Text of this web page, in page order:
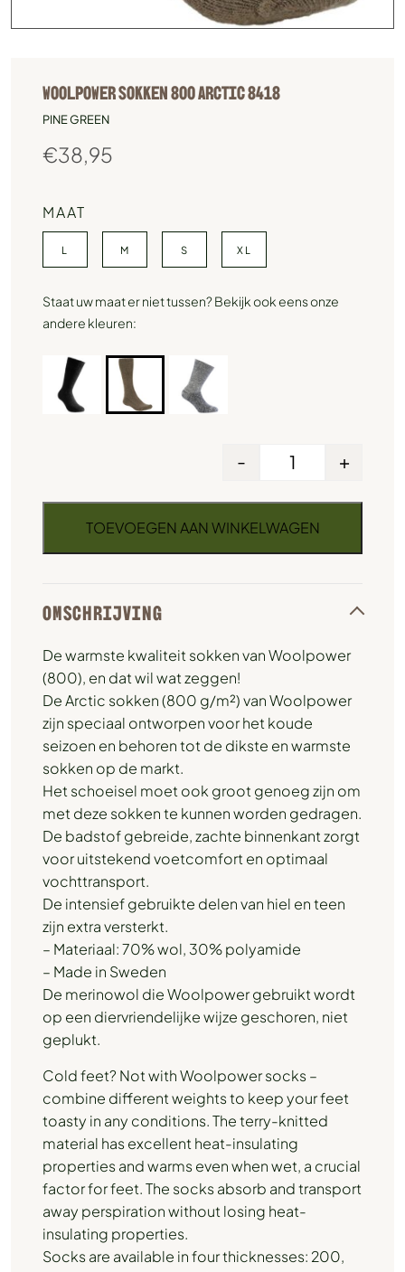
WOOLPOWER SOKKEN 800 ARCTIC 8418
PINE GREEN
€38,95
MAAT
L M S XL
Staat uw maat er niet tussen? Bekijk ook eens onze
andere kleuren:
- +
TOEVOEGEN AAN WINKELWAGEN
OMSCHRIJVING
De warmste kwaliteit sokken van Woolpower
(800), en dat wil wat zeggen!
De Arctic sokken (800 g/m²) van Woolpower
zijn speciaal ontworpen voor het koude
seizoen en behoren tot de dikste en warmste
sokken op de markt.
Het schoeisel moet ook groot genoeg zijn om
met deze sokken te kunnen worden gedragen.
De badstof gebreide, zachte binnenkant zorgt
voor uitstekend voetcomfort en optimaal
vochttransport.
De intensief gebruikte delen van hiel en teen
zijn extra versterkt.
– Materiaal: 70% wol, 30% polyamide
– Made in Sweden
De merinowol die Woolpower gebruikt wordt
op een diervriendelijke wijze geschoren, niet
geplukt.
Cold feet? Not with Woolpower socks –
combine different weights to keep your feet
toasty in any conditions. The terry-knitted
material has excellent heat-insulating
properties and warms even when wet, a crucial
factor for feet. The socks absorb and transport
away perspiration without losing heat-
insulating properties.
Socks are available in four thicknesses: 200,